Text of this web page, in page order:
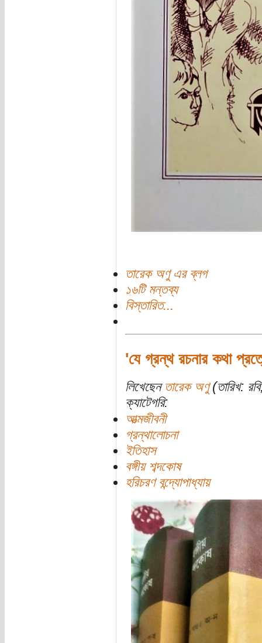
তারেক অণু এর ব্লগ
১৬টি মন্তব্য
বিস্তারিত...
'যে গ্রন্থ রচনার কথা
লিখেছেন তারেক অণু(তারিখ:
ক্যাটেগরি:
আত্মজীবনী
গ্রন্থালোচনা
ইতিহাস
বঙ্গীয় শব্দকোষ
হরিচরণ বন্দ্যোপাধ্যায়